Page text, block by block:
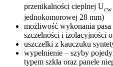
przenikalności cieplnej Ucw
jednokomorowej 28 mm)
możliwość wykonania
szczelności i izolacyjności
uszczelki z kauczuku
wypełnienie – szyby
typem szkła oraz panele